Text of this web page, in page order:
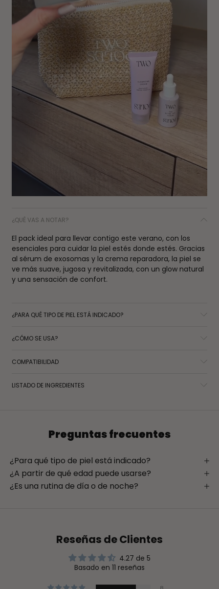
¿QUÉ VAS A NOTAR?
El pack ideal para llevar contigo este verano, con los
esenciales para cuidar la piel estés donde estés. Gracias
al sérum de exosomas y la crema reparadora, la piel se
ve más suave, jugosa y revitalizada, con un glow natural
y una sensación de confort.
¿PARA QUÉ TIPO DE PIEL ESTÁ INDICADO?
¿CÓMO SE USA?
COMPATIBILIDAD
LISTADO DE INGREDIENTES
Preguntas frecuentes
¿Para qué tipo de piel está indicado?
¿A partir de qué edad puede usarse?
¿Es una rutina de día o de noche?
Reseñas de Clientes
4.27 de 5
Basado en 11 reseñas